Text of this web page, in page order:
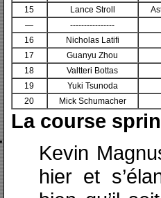
15
Lance Stroll
—
----------------
16
Nicholas Latifi
17
Guanyu Zhou
18
Valtteri Bottas
19
Yuki Tsunoda
20
Mick Schumacher
La course
Kevin
hier et